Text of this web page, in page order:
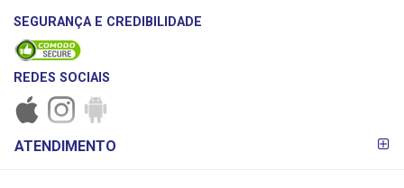
SEGURANÇA E CREDIBILIDADE
REDES SOCIAIS
PAGAMENTO
ATENDIMENTO